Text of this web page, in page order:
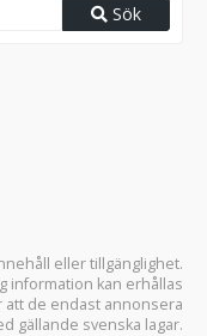
Sök
eller tillgänglighet.
information kan erhållas
att de endast annonsera
gällande svenska lagar.